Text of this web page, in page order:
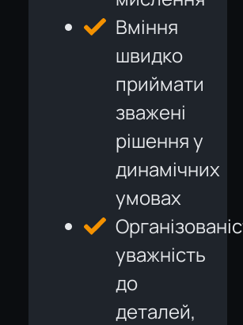
Вміння
швидко
приймати
зважені
рішення у
динамічних
умовах
уважність
до
деталей,